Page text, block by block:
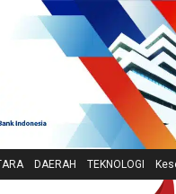
DAERAH TEKNOLOGI